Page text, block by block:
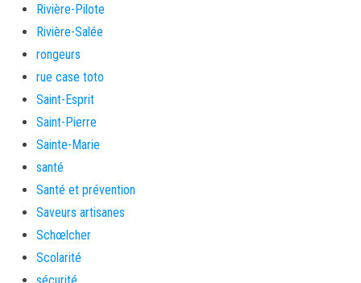
Rivière-Pilote
Rivière-Salée
rongeurs
rue case toto
Saint-Esprit
Saint-Pierre
Sainte-Marie
santé
Santé et prévention
Saveurs artisanes
Schœlcher
Scolarité